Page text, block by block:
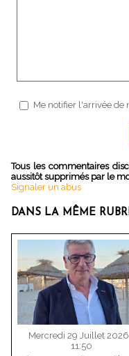
Me notifier l'arrivée
Tous les commentaires
aussitôt supprimés par le
Signaler un abus
DANS LA MÊME
Mercredi 29 Juillet
11:50